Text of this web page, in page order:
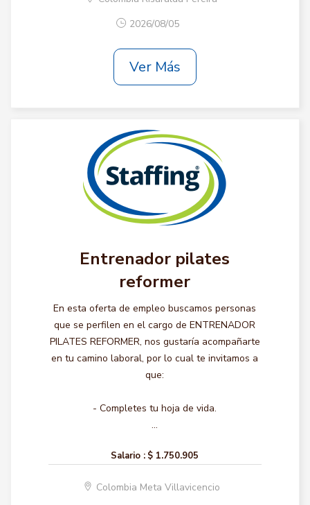
2026/08/05
Ver Más
Entrenador pilates
reformer
En esta oferta de empleo buscamos personas
que se perfilen en el cargo de ENTRENADOR
PILATES REFORMER, nos gustaría acompañarte
en tu camino laboral, por lo cual te invitamos a
que:
- Completes tu hoja de vida.
...
Salario : $ 1.750.905
Colombia Meta Villavicencio